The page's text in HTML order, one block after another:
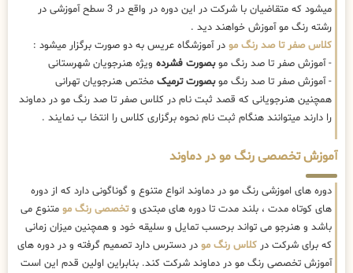
میشود که متقاضیان با شرکت در این دوره در واقع در 3 سطح آموزشی در
رشته رنگ مو آموزش خواهند دید .
کلاس صفر تا صد رنگ مو در آموزشگاه عریس به دو صورت برگزار میشود :
- آموزش صفر تا صد رنگ موبصورت فشرده ویژه هنرجویان شهرستانی
- آموزش صفر تا صد رنگ موبصورت ترمیک مختص هنرجویان تهرانی
همچنین هنرجویانی که قصد ثبت نام در کلاس صفر تا صد رنگ مو در دماوند
را دارند میتوانند هنگام ثبت نام نحوه برگزاری کلاس را انتخا ب نمایند .
آموزش تخصصی رنگ مو در دماوند
دوره های اموزشی رنگ مو در دماوند انواع متنوع و گوناگونی دارد که از دوره
های کوتاه مدت ، بلند مدت تا دوره های مبتدی وتخصصی رنگ مو متنوع می
باشد و هنرجو می تواند برحسب تمایل و سلیقه خود و همچنین میزان زمانی
که برای شرکت در کلاس رنگ مو در دسترس دارد تصمیم گرفته و در دوره های
آموزش تخصصی رنگ مو در دماوند شرکت کند. بنابراین اولین قدم این است